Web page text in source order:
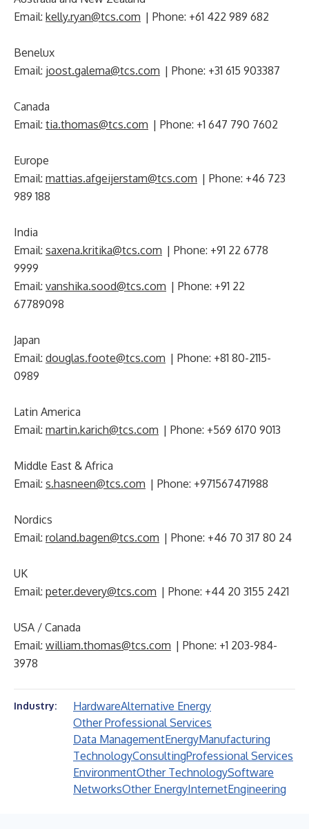
Email: kelly.ryan@tcs.com | Phone: +61 422 989 682
Benelux
Email: joost.galema@tcs.com | Phone: +31 615 903387
Canada
Email: tia.thomas@tcs.com | Phone: +1 647 790 7602
Europe
Email: mattias.afgeijerstam@tcs.com | Phone: +46 723
989 188
India
Email: saxena.kritika@tcs.com | Phone: +91 22 6778
9999
Email: vanshika.sood@tcs.com | Phone: +91 22
67789098
Japan
Email: douglas.foote@tcs.com | Phone: +81 80-2115-
0989
Latin America
Email: martin.karich@tcs.com | Phone: +569 6170 9013
Middle East & Africa
Email: s.hasneen@tcs.com | Phone: +971567471988
Nordics
Email: roland.bagen@tcs.com | Phone: +46 70 317 80 24
UK
Email: peter.devery@tcs.com | Phone: +44 20 3155 2421
USA / Canada
Email: william.thomas@tcs.com | Phone: +1 203-984-
3978
Industry: HardwareAlternative Energy
Other Professional Services
Data ManagementEnergyManufacturing
TechnologyConsultingProfessional Services
EnvironmentOther TechnologySoftware
NetworksOther EnergyInternetEngineering